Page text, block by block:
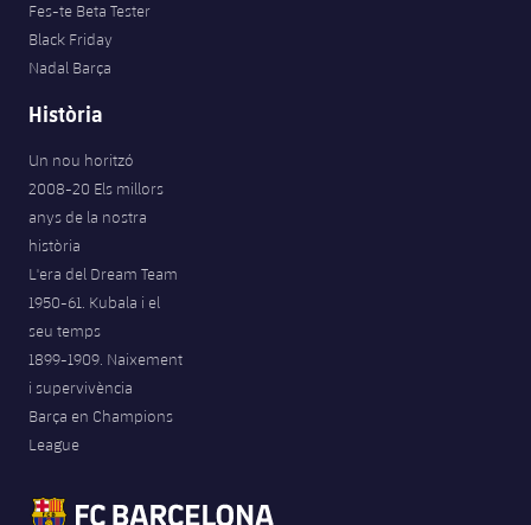
Fes-te Beta Tester
Black Friday
Nadal Barça
Història
Un nou horitzó
2008-20 Els millors
anys de la nostra
història
L'era del Dream Team
1950-61. Kubala i el
seu temps
1899-1909. Naixement
i supervivència
Barça en Champions
League